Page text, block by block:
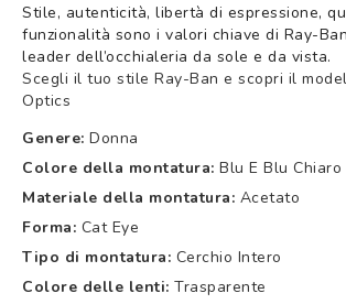
Stile, autenticità, libertà di espressione,
funzionalità sono i valori chiave di Ray-
leader dell’occhialeria da sole e da vista.
Scegli il tuo stile Ray-Ban e scopri il
Optics
Genere: Donna
Colore della montatura: Blu E Blu Chiaro
Materiale della montatura: Acetato
Forma: Cat Eye
Tipo di montatura: Cerchio Intero
Colore delle lenti: Trasparente